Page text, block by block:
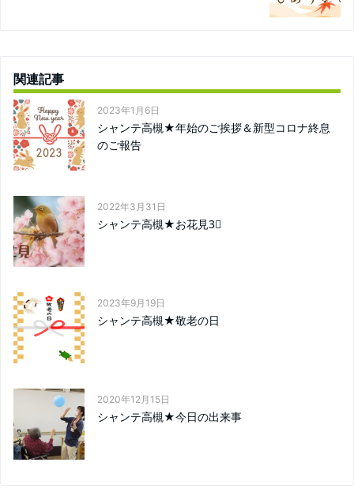
関連記事
2023年1月6日
シャンテ高槻★年始のご挨拶＆新型コロナ終息
のご報告
2022年3月31日
シャンテ高槻★お花見3⃣
2023年9月19日
シャンテ高槻★敬老の日
2020年12月15日
シャンテ高槻★今日の出来事